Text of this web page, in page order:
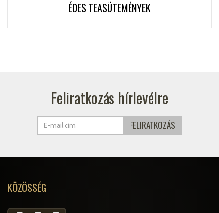
ÉDES TEASÜTEMÉNYEK
Feliratkozás hírlevélre
KÖZÖSSÉG